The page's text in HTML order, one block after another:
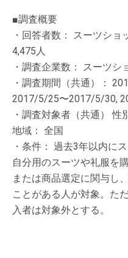
■調査概要
・回答者数： スーツショ
4,475人
・調査企業数： スーツシ
・調査期間（共通）：
2017/5/25〜2017/5/30,
・調査対象者（共通） 性
地域： 全国
・条件： 過去3年以内に
自分用のスーツや礼服を購
または商品選定に関与し
ことがある人が対象。た
入者は対象外とする。